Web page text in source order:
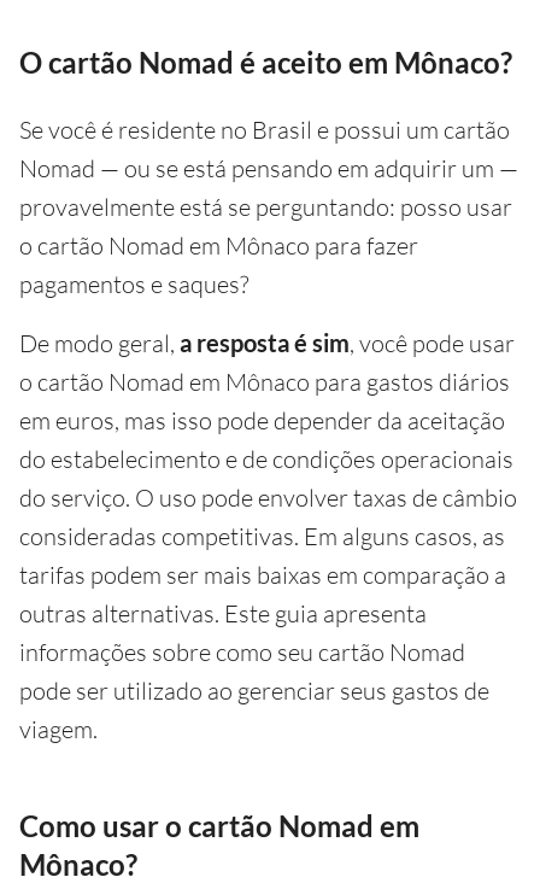
O cartão Nomad é aceito em Mônaco?
Se você é residente no Brasil e possui um cartão
Nomad — ou se está pensando em adquirir um —
provavelmente está se perguntando: posso usar
o cartão Nomad em Mônaco para fazer
pagamentos e saques?
De modo geral, a resposta é sim, você pode usar
o cartão Nomad em Mônaco para gastos diários
em euros, mas isso pode depender da aceitação
do estabelecimento e de condições operacionais
do serviço. O uso pode envolver taxas de câmbio
consideradas competitivas. Em alguns casos, as
tarifas podem ser mais baixas em comparação a
outras alternativas. Este guia apresenta
informações sobre como seu cartão Nomad
pode ser utilizado ao gerenciar seus gastos de
viagem.
Como usar o cartão Nomad em
Mônaco?